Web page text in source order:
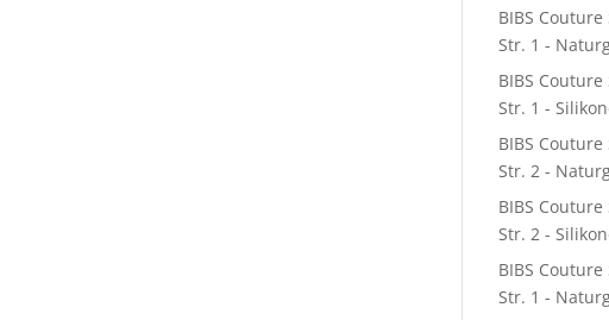
BIBS Couture
Str. 1 -
BIBS Couture
Str. 1 -
BIBS Couture
Str. 2 -
BIBS Couture
Str. 2 -
BIBS
Str. 1 -